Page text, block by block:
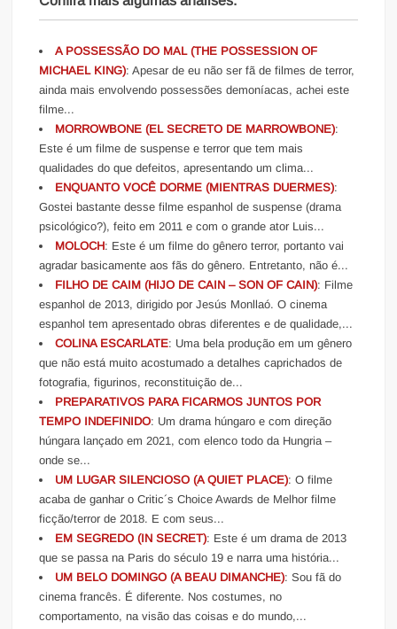
A POSSESSÃO DO MAL (THE POSSESSION OF
MICHAEL KING): Apesar de eu não ser fã de filmes de terror,
ainda mais envolvendo possessões demoníacas, achei este
filme...
MORROWBONE (EL SECRETO DE MARROWBONE):
Este é um filme de suspense e terror que tem mais
qualidades do que defeitos, apresentando um clima...
ENQUANTO VOCÊ DORME (MIENTRAS DUERMES):
Gostei bastante desse filme espanhol de suspense (drama
psicológico?), feito em 2011 e com o grande ator Luis...
MOLOCH: Este é um filme do gênero terror, portanto vai
agradar basicamente aos fãs do gênero. Entretanto, não é...
FILHO DE CAIM (HIJO DE CAIN – SON OF CAIN): Filme
espanhol de 2013, dirigido por Jesús Monllaó. O cinema
espanhol tem apresentado obras diferentes e de qualidade,...
COLINA ESCARLATE: Uma bela produção em um gênero
que não está muito acostumado a detalhes caprichados de
fotografia, figurinos, reconstituição de...
PREPARATIVOS PARA FICARMOS JUNTOS POR
TEMPO INDEFINIDO: Um drama húngaro e com direção
húngara lançado em 2021, com elenco todo da Hungria –
onde se...
UM LUGAR SILENCIOSO (A QUIET PLACE): O filme
acaba de ganhar o Critic´s Choice Awards de Melhor filme
ficção/terror de 2018. E com seus...
EM SEGREDO (IN SECRET): Este é um drama de 2013
que se passa na Paris do século 19 e narra uma história...
UM BELO DOMINGO (A BEAU DIMANCHE): Sou fã do
cinema francês. É diferente. Nos costumes, no
comportamento, na visão das coisas e do mundo,...